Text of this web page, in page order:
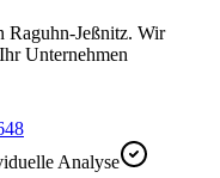
Raguhn-Jeßnitz. Wir
Unternehmen
Analyse